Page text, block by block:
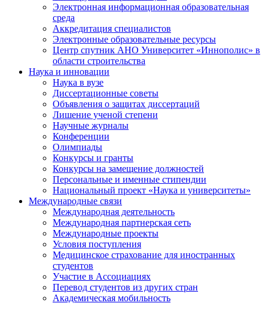
Электронная информационная образовательная
среда
Аккредитация специалистов
Электронные образовательные ресурсы
Центр спутник АНО Университет «Иннополис» в
области строительства
Наука и инновации
Наука в вузе
Диссертационные советы
Объявления о защитах диссертаций
Лишение ученой степени
Научные журналы
Конференции
Олимпиады
Конкурсы и гранты
Конкурсы на замещение должностей
Персональные и именные стипендии
Национальный проект «Наука и университеты»
Международные связи
Международная деятельность
Международная партнерская сеть
Международные проекты
Условия поступления
Медицинское страхование для иностранных
студентов
Участие в Ассоциациях
Перевод студентов из других стран
Академическая мобильность